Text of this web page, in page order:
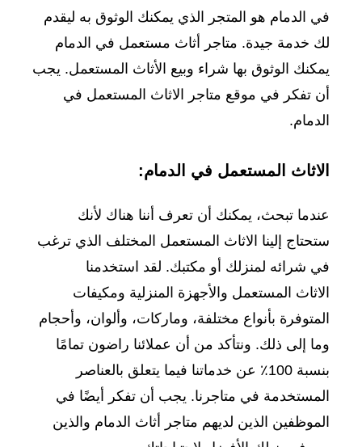
في الدمام هو المتجر الذي يمكنك الوثوق به ليقدم
لك خدمة جيدة. متاجر أثاث مستعمل في الدمام
يمكنك الوثوق بها شراء وبيع الأثاث المستعمل. يجب
أن تفكر في موقع متاجر الاثاث المستعمل في
الدمام.
الاثاث المستعمل في الدمام:
عندما تبحث، يمكنك أن تعرف أننا هناك لأنك
ستحتاج إلينا الاثاث المستعمل المختلف الذي ترغب
في شرائه لمنزلك أو مكتبك. لقد استخدمنا
الاثاث المستعمل والأجهزة المنزلية ومكيفات
المتوفرة بأنواع مختلفة، وماركات، وألوان، وأحجام
وما إلى ذلك. ونتأكد من أن عملائنا راضون تمامًا
بنسبة 100٪ عن خدماتنا فيما يتعلق بالعناصر
المستخدمة في متاجرنا. يجب أن تفكر أيضًا في
الموظفين الذين لديهم متاجر أثاث الدمام والذين